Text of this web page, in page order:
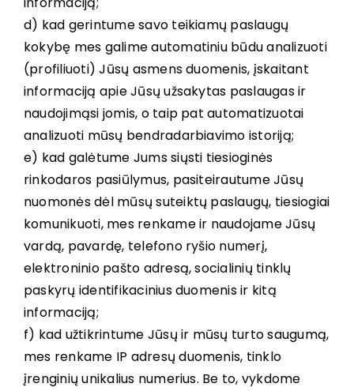
d) kad gerintume savo teikiamų paslaugų
kokybę mes galime automatiniu būdu analizuoti
(profiliuoti) Jūsų asmens duomenis, įskaitant
informaciją apie Jūsų užsakytas paslaugas ir
naudojimąsi jomis, o taip pat automatizuotai
analizuoti mūsų bendradarbiavimo istoriją;
e) kad galėtume Jums siųsti tiesioginės
rinkodaros pasiūlymus, pasiteirautume Jūsų
nuomonės dėl mūsų suteiktų paslaugų, tiesiogiai
komunikuoti, mes renkame ir naudojame Jūsų
vardą, pavardę, telefono ryšio numerį,
elektroninio pašto adresą, socialinių tinklų
paskyrų identifikacinius duomenis ir kitą
informaciją;
f) kad užtikrintume Jūsų ir mūsų turto saugumą,
mes renkame IP adresų duomenis, tinklo
įrenginių unikalius numerius. Be to, vykdome